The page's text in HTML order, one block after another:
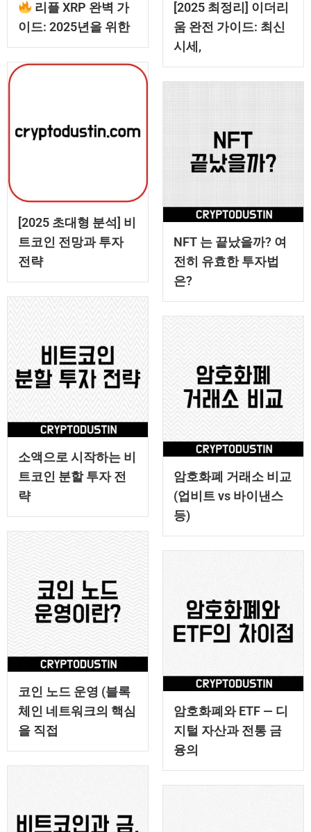
리플 XRP 완벽 가
이드: 2025년을 위한
[2025 최정리] 이더리
움 완전 가이드: 최신
시세,
[2025 초대형 분석] 비
트코인 전망과 투자
전략
NFT 는 끝났을까? 여
전히 유효한 투자법
은?
소액으로 시작하는 비
트코인 분할 투자 전
략
암호화폐 거래소 비교
(업비트 vs 바이낸스
등)
코인 노드 운영 (블록
체인 네트워크의 핵심
을 직접
암호화폐와 ETF — 디
지털 자산과 전통 금
융의